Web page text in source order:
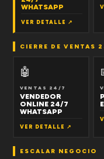
WHATSAPP
VER DETALLE ↗
CIERRE DE VENTAS
🤖
VENTAS 24/7
VENDEDOR
ONLINE 24/7
WHATSAPP
VER DETALLE ↗
ESCALAR NEGOCIO